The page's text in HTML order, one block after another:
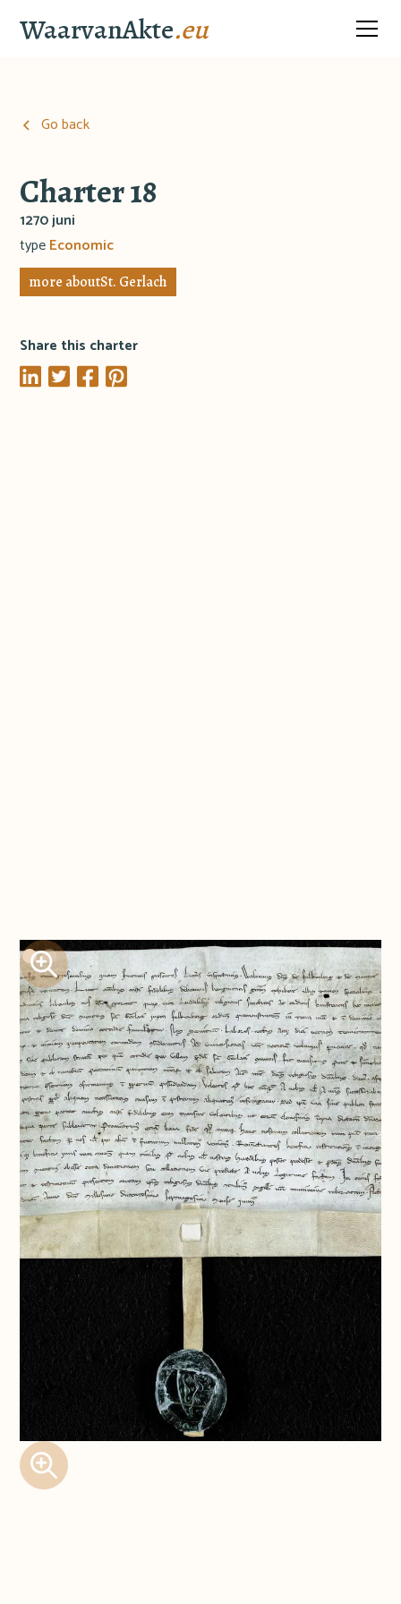
WaarvanAkte.eu
Go back
Charter 18
1270 juni
typeEconomic
more aboutSt. Gerlach
Share this charter